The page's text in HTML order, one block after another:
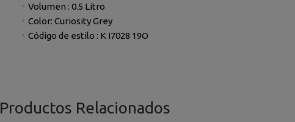
Volumen : 0.5 Litro
Color: Curiosity Grey
Código de estilo : K I7028 19O
Productos Relacionados